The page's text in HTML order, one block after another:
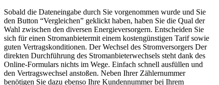
Sobald die Dateneingabe durch Sie vorgenommen wurde und Sie
den Button “Vergleichen” geklickt haben, haben Sie die Qual der
Wahl zwischen den diversen Energieversorgern. Entscheiden Sie
sich für einen Stromanbietermit einem kostengünstigen Tarif sowie
guten Vertragskonditionen. Der Wechsel des Stromversorgers Der
direkten Durchführung des Stromanbieterwechsels steht dank des
Online-Formulars nichts im Wege. Einfach schnell ausfüllen und
den Vertragswechsel anstoßen. Neben Ihrer Zählernummer
benötigen Sie dazu ebenso Ihre Kundennummer bei Ihrem